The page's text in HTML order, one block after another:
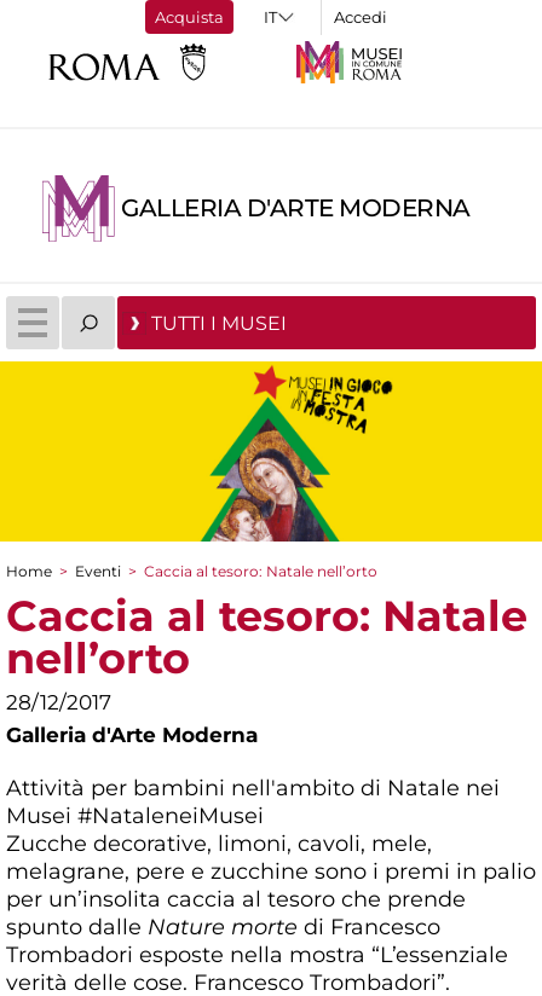
Acquista Accedi
GALLERIA D'ARTE MODERNA
TUTTI I MUSEI
Tu sei qui
Home > Eventi > Caccia al tesoro: Natale nell’orto
Caccia al tesoro: Natale
nell’orto
28/12/2017
Galleria d'Arte Moderna
Attività per bambini nell'ambito di Natale nei
Musei #NataleneiMusei
Zucche decorative, limoni, cavoli, mele,
melagrane, pere e zucchine sono i premi in palio
per un’insolita caccia al tesoro che prende
spunto dalle Nature morte di Francesco
Trombadori esposte nella mostra “L’essenziale
verità delle cose. Francesco Trombadori”.